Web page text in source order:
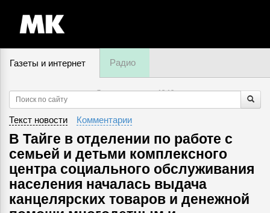
Газеты и интернет Радио
7 августа, пятница,13:12
Текст новости Комментарии
В Тайге в отделении по работе с
семьей и детьми комплексного
центра социального обслуживания
населения началась выдача
канцелярских товаров и денежной